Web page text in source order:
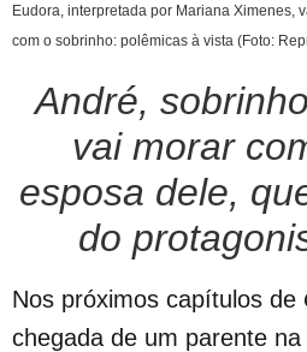
Eudora, interpretada por Mariana Ximenes,
com o sobrinho: polêmicas à vista (Foto:
André,
vai morar
esposa dele,
do
Nos próximos capítulos de
chegada de um parente